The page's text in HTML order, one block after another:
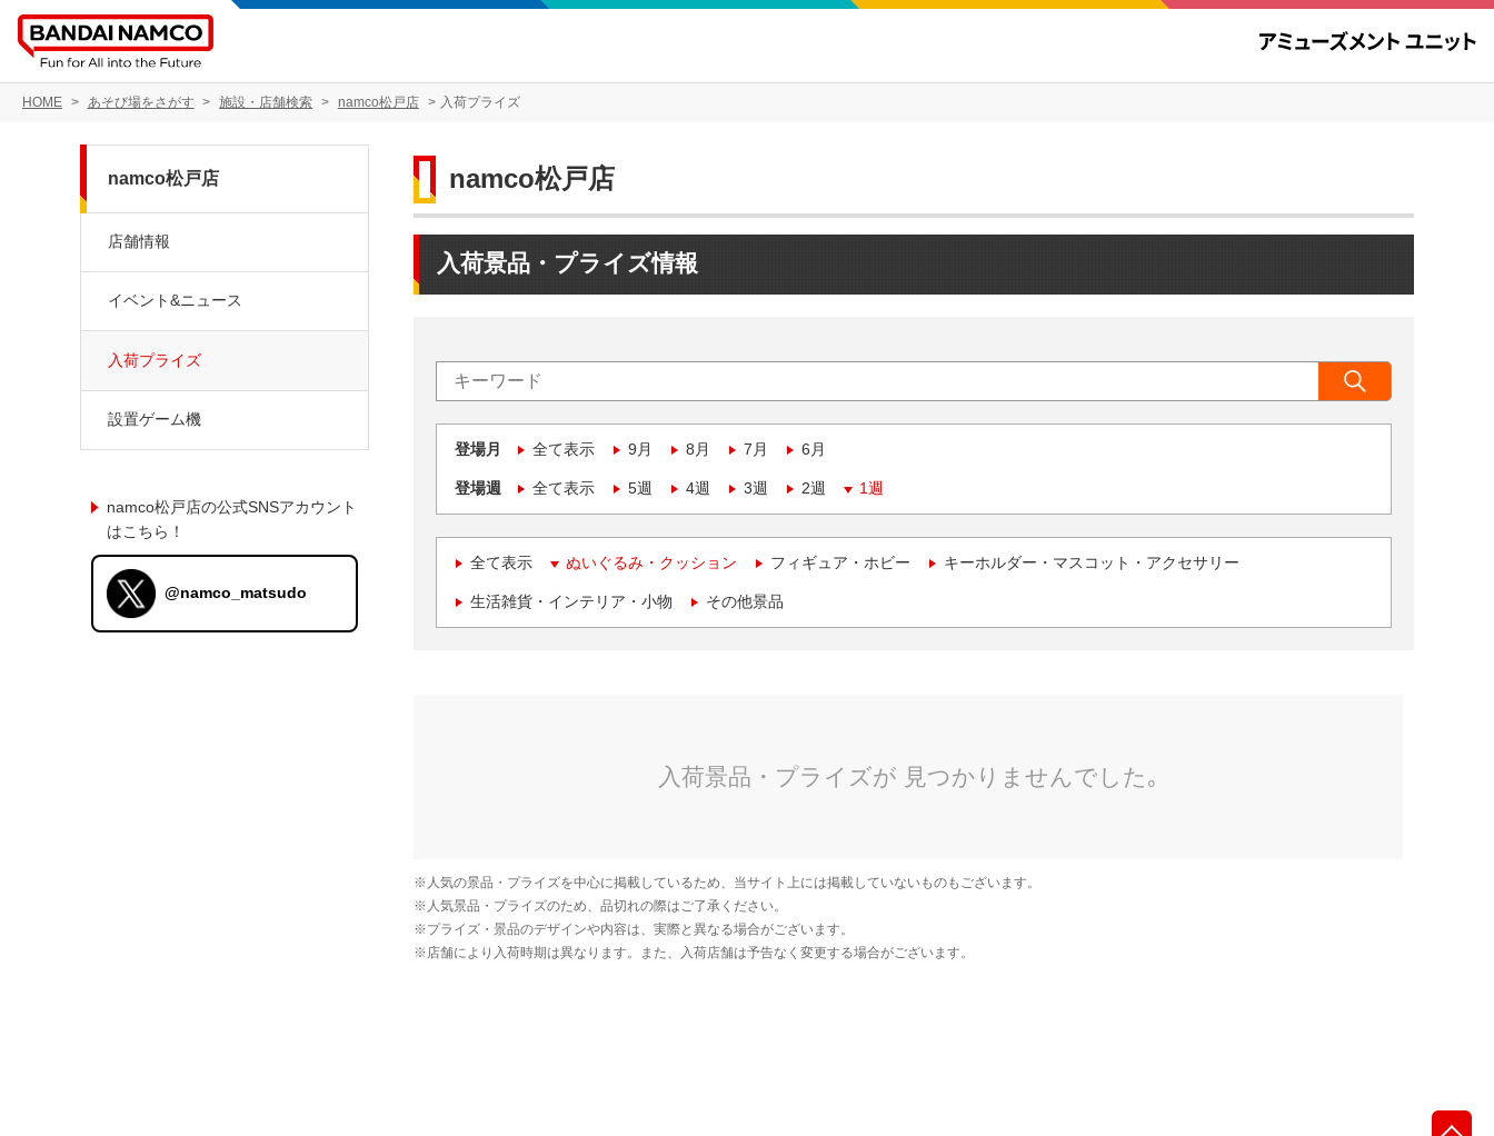
HOME あそび場をさがす 施設・店舗検索 namco松戸店 入荷プライズ
namco松戸店
入荷景品・プライズ情報
登場月 全て表示 9月 8月 7月 6月
登場週 全て表示 5週 4週 3週 2週 1週
全て表示 ぬいぐるみ・クッション フィギュア・ホビー キーホルダー・マスコット・アクセサリー
生活雑貨・インテリア・小物 その他景品
namco松戸店
店舗情報
イベント&ニュース
入荷プライズ
設置ゲーム機
namco松戸店の公式SNSアカウント
はこちら！
@namco_matsudo